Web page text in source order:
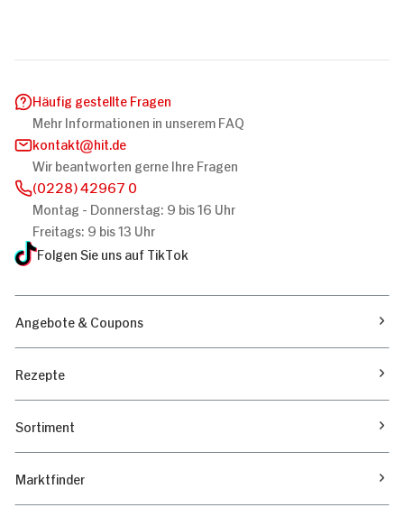
Häufig gestellte Fragen
Mehr Informationen in unserem FAQ
kontakt
hit.de
Wir beantworten gerne Ihre Fragen
(0228) 42967 0
Montag - Donnerstag: 9 bis 16 Uhr
Freitags: 9 bis 13 Uhr
Folgen Sie uns auf TikTok
Angebote & Coupons
Rezepte
Sortiment
Marktfinder